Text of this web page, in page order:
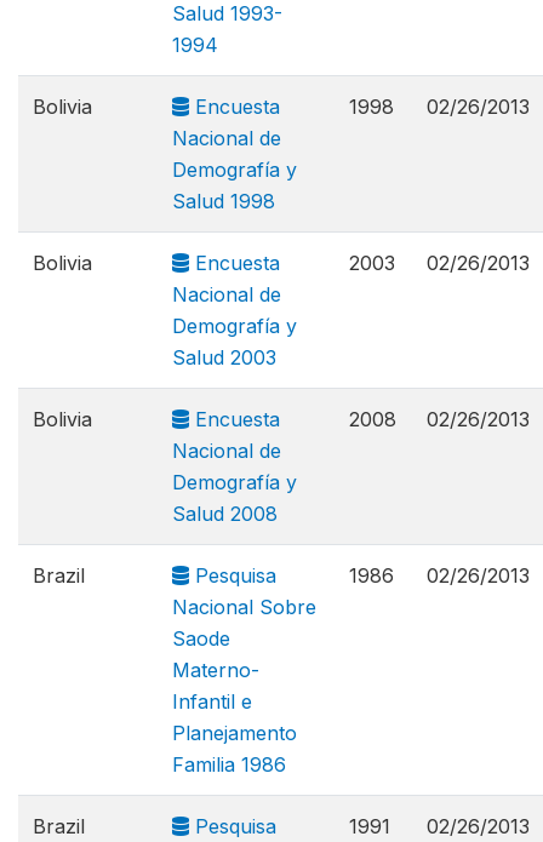
Salud 1993-
1994
Bolivia
Encuesta
Nacional de
Demografía y
Salud 1998
1998 02/26/2013
Bolivia
Encuesta
Nacional de
Demografía y
Salud 2003
2003 02/26/2013
Bolivia
Encuesta
Nacional de
Demografía y
Salud 2008
2008 02/26/2013
Brazil
Pesquisa
Nacional Sobre
Saode
Materno-
Infantil e
Planejamento
Familia 1986
1986 02/26/2013
Brazil
Pesquisa
1991 02/26/2013